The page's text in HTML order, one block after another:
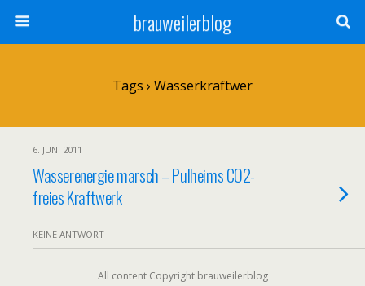
brauweilerblog
Tags › Wasserkraftwer
6. JUNI 2011
Wasserenergie marsch – Pulheims CO2-
freies Kraftwerk
KEINE ANTWORT
All content Copyright brauweilerblog